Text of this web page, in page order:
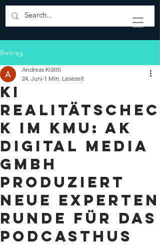
Beitrag
KI
Realitätschec
k im KMU: AK
Digital Media
GmbH
produziert
neue Experten
Runde für das
Podcasthus
Andreas Krättli
24. Juni 1 Min. Lesezeit